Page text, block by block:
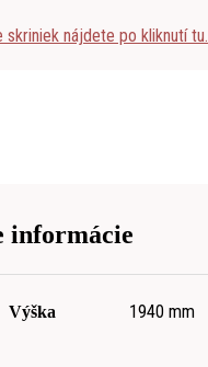
skriniek nájdete po kliknutí tu.
informácie
Výška 1940 mm